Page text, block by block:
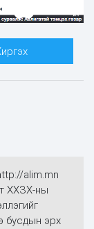
alim.mn
ХХЗХ-ны
бусдын эрх